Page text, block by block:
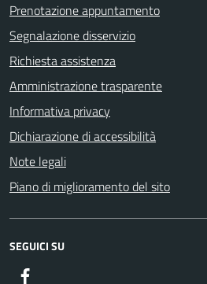
Prenotazione appuntamento
Segnalazione disservizio
Richiesta assistenza
Amministrazione trasparente
Informativa privacy
Dichiarazione di accessibilità
Note legali
Piano di miglioramento del sito
SEGUICI SU